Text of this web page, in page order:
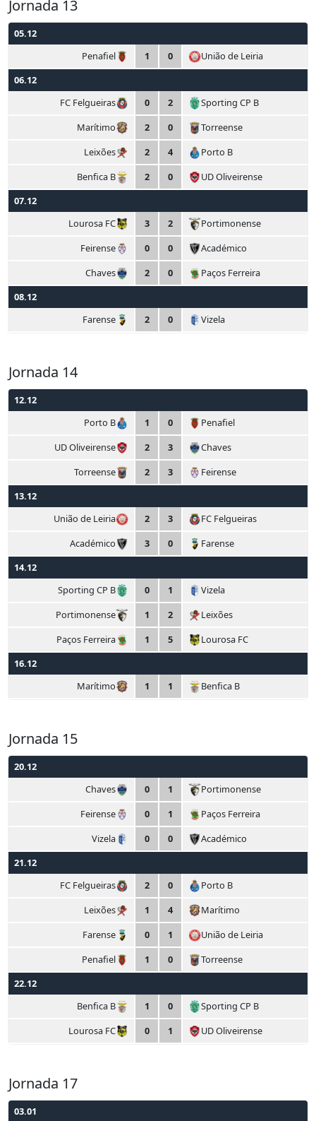
Jornada 13
05.12
Penafiel
1 0
União de Leiria
06.12
FC Felgueiras
0 2
Sporting CP B
Marítimo
2 0
Torreense
Leixões
2 4
Porto B
Benfica B
2 0
UD Oliveirense
07.12
Lourosa FC
3 2
Portimonense
Feirense
0 0
Académico
Chaves
2 0
Paços Ferreira
08.12
Farense
2 0 Vizela
Jornada 14
12.12
Porto B
1 0
Penafiel
UD Oliveirense
2 3
Chaves
Torreense
2 3
Feirense
13.12
União de Leiria
2 3
FC Felgueiras
Académico
3 0
Farense
14.12
Sporting CP B
0 1
Vizela
Portimonense
1 2
Leixões
Paços Ferreira
1 5
Lourosa FC
16.12
Marítimo
1 1 Benfica B
Jornada 15
20.12
Chaves
0 1
Portimonense
Feirense
0 1
Paços Ferreira
Vizela
0 0
Académico
21.12
FC Felgueiras
2 0
Porto B
Leixões
1 4
Marítimo
Farense
0 1
União de Leiria
Penafiel
1 0
Torreense
22.12
Benfica B
1 0
Sporting CP B
Lourosa FC
0 1 UD Oliveirense
Jornada 17
03.01